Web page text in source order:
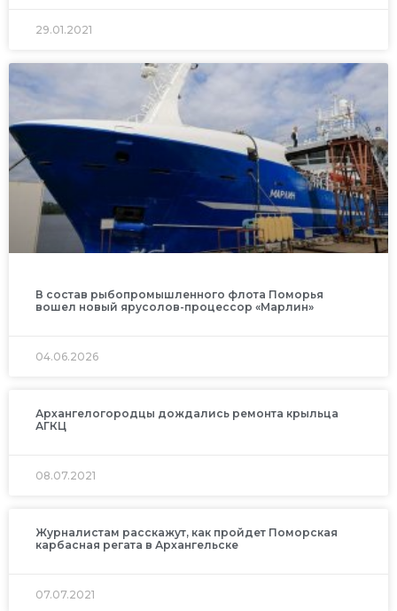
29.01.2021
В состав рыбопромышленного флота Поморья
вошел новый ярусолов-процессор «Марлин»
04.06.2026
Архангелогородцы дождались ремонта крыльца
АГКЦ
08.07.2021
Журналистам расскажут, как пройдет Поморская
карбасная регата в Архангельске
07.07.2021